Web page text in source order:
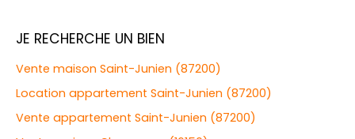
JE RECHERCHE UN BIEN
Vente maison Saint-Junien (87200)
Location appartement Saint-Junien (87200)
Vente appartement Saint-Junien (87200)